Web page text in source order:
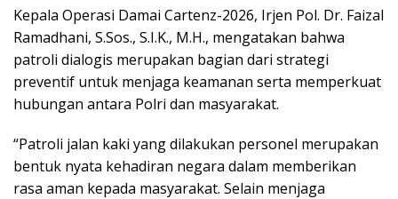
Kepala Operasi Damai Cartenz-2026, Irjen Pol. Dr. Faizal
Ramadhani, S.Sos., S.I.K., M.H., mengatakan bahwa
patroli dialogis merupakan bagian dari strategi
preventif untuk menjaga keamanan serta memperkuat
hubungan antara Polri dan masyarakat.
“Patroli jalan kaki yang dilakukan personel merupakan
bentuk nyata kehadiran negara dalam memberikan
rasa aman kepada masyarakat. Selain menjaga